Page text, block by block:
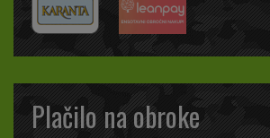
Plačilo na obroke